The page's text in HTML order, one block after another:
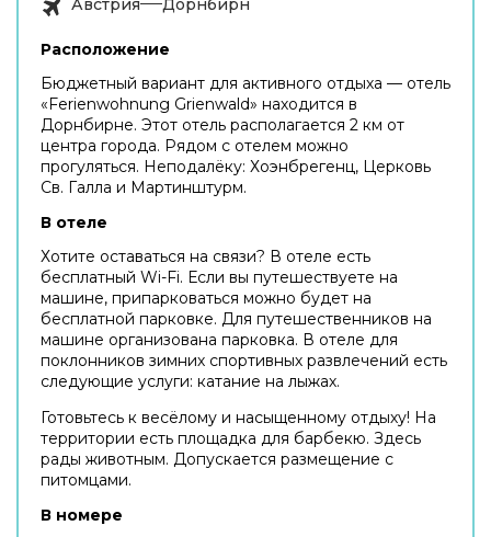
Австрия Дорнбирн
Расположение
Бюджетный вариант для активного отдыха — отель
«Ferienwohnung Grienwald» находится в
Дорнбирне. Этот отель располагается 2 км от
центра города. Рядом с отелем можно
прогуляться. Неподалёку: Хоэнбрегенц, Церковь
Св. Галла и Мартинштурм.
В отеле
Хотите оставаться на связи? В отеле есть
бесплатный Wi-Fi. Если вы путешествуете на
машине, припарковаться можно будет на
бесплатной парковке. Для путешественников на
машине организована парковка. В отеле для
поклонников зимних спортивных развлечений есть
следующие услуги: катание на лыжах.
Готовьтесь к весёлому и насыщенному отдыху! На
территории есть площадка для барбекю. Здесь
рады животным. Допускается размещение с
питомцами.
В номере